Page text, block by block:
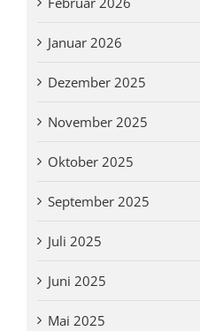
Januar 2026
Dezember 2025
November 2025
Oktober 2025
September 2025
Juli 2025
Juni 2025
Mai 2025